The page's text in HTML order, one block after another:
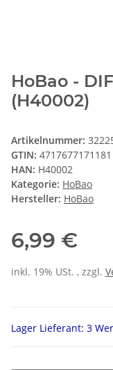
HoBao -
(H40002)
Artikelnummer:
GTIN: 4717677171181
HAN: H40002
Kategorie: HoBao
Hersteller: HoBao
6,99 €
inkl. 19% USt. , zzgl.
Lager Lieferant: 3